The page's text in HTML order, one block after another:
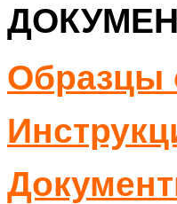
Образцы